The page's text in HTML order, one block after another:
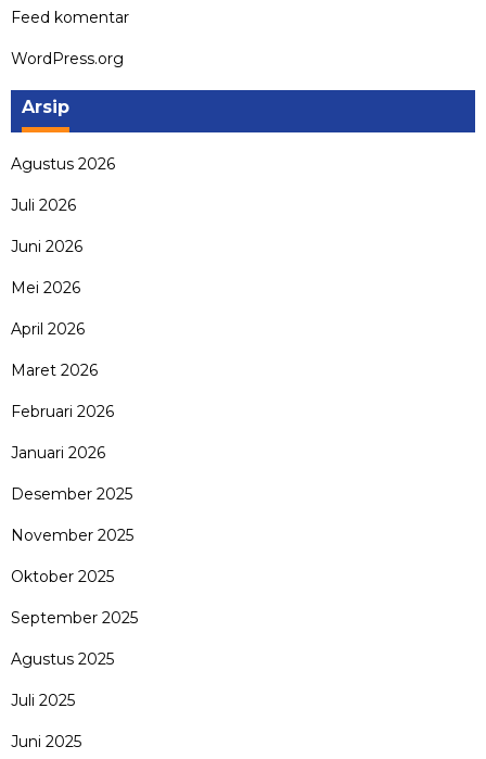
Feed komentar
WordPress.org
Arsip
Agustus 2026
Juli 2026
Juni 2026
Mei 2026
April 2026
Maret 2026
Februari 2026
Januari 2026
Desember 2025
November 2025
Oktober 2025
September 2025
Agustus 2025
Juli 2025
Juni 2025